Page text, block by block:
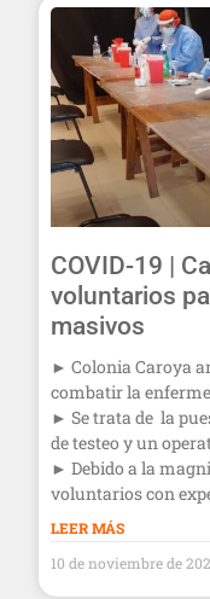
COVID-19 |
voluntarios
masivos
► Colonia Caroya
combatir la
► Se trata de la
de testeo y un
► Debido a la
voluntarios con
LEER MÁS
10 de noviembre de